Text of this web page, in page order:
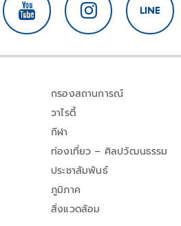
กรองสถานการณ์
วาไรตี้
กีฬา
ท่องเที่ยว – ศิลปวัฒนธรรม
ประชาสัมพันธ์
ภูมิภาค
สิ่งแวดล้อม